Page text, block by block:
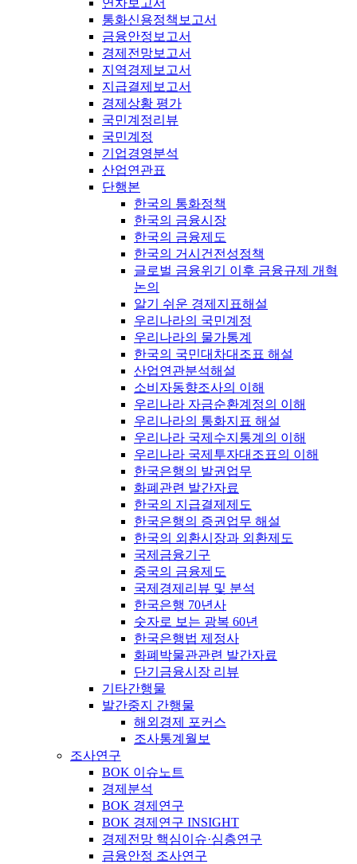
연차보고서
통화신용정책보고서
금융안정보고서
경제전망보고서
지역경제보고서
지급결제보고서
경제상황 평가
국민계정리뷰
국민계정
기업경영분석
산업연관표
단행본
한국의 통화정책
한국의 금융시장
한국의 금융제도
한국의 거시건전성정책
글로벌 금융위기 이후 금융규제 개혁
논의
알기 쉬운 경제지표해설
우리나라의 국민계정
우리나라의 물가통계
한국의 국민대차대조표 해설
산업연관분석해설
소비자동향조사의 이해
우리나라 자금순환계정의 이해
우리나라의 통화지표 해설
우리나라 국제수지통계의 이해
우리나라 국제투자대조표의 이해
한국은행의 발권업무
화폐관련 발간자료
한국의 지급결제제도
한국은행의 증권업무 해설
한국의 외환시장과 외환제도
국제금융기구
중국의 금융제도
국제경제리뷰 및 분석
한국은행 70년사
숫자로 보는 광복 60년
한국은행법 제정사
화폐박물관관련 발간자료
단기금융시장 리뷰
기타간행물
발간중지 간행물
해외경제 포커스
조사통계월보
조사연구
BOK 이슈노트
경제분석
BOK 경제연구
BOK 경제연구 INSIGHT
경제전망 핵심이슈·심층연구
금융안정 조사연구